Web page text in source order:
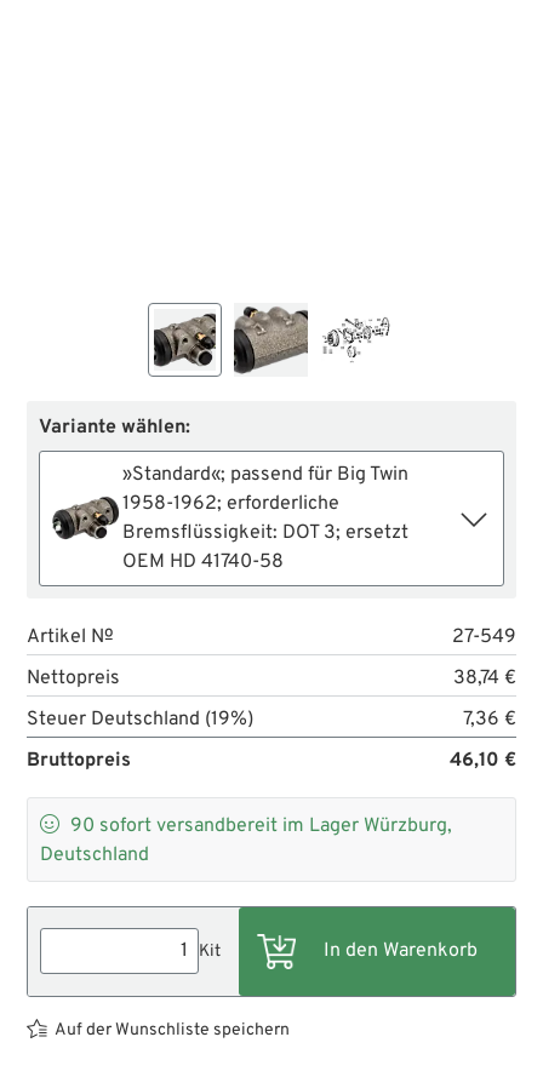
Variante wählen:
»Standard«; passend für Big Twin
1958-1962; erforderliche
Bremsflüssigkeit: DOT 3; ersetzt
OEM HD 41740-58
Artikel №
27-549
Nettopreis
38,74 €
Steuer Deutschland (19%)
7,36 €
Bruttopreis
46,10 €
 90 sofort versandbereit im Lager Würzburg,
Deutschland
Kit
Auf der Wunschliste speichern